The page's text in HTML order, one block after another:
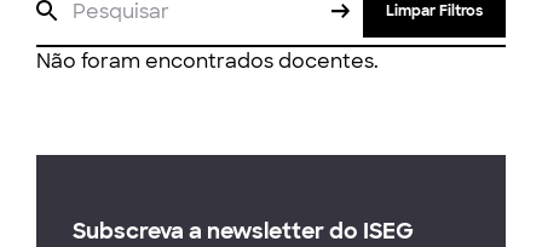
Limpar Filtros
Não foram encontrados docentes.
Subscreva a newsletter do ISEG